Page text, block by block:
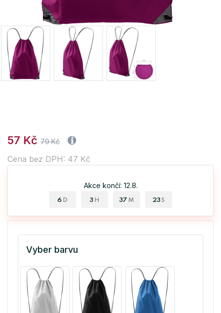
57 Kč 79 Kč
Cena bez DPH: 47 Kč
Akce končí: 12.8.
6 D 3 H 37 M 23S
Vyber barvu